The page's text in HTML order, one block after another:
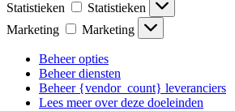
Statistieken
Statistieken
Marketing
Marketing
Beheer opties
Beheer diensten
Beheer {vendor_count} leveranciers
Lees meer over deze doeleinden